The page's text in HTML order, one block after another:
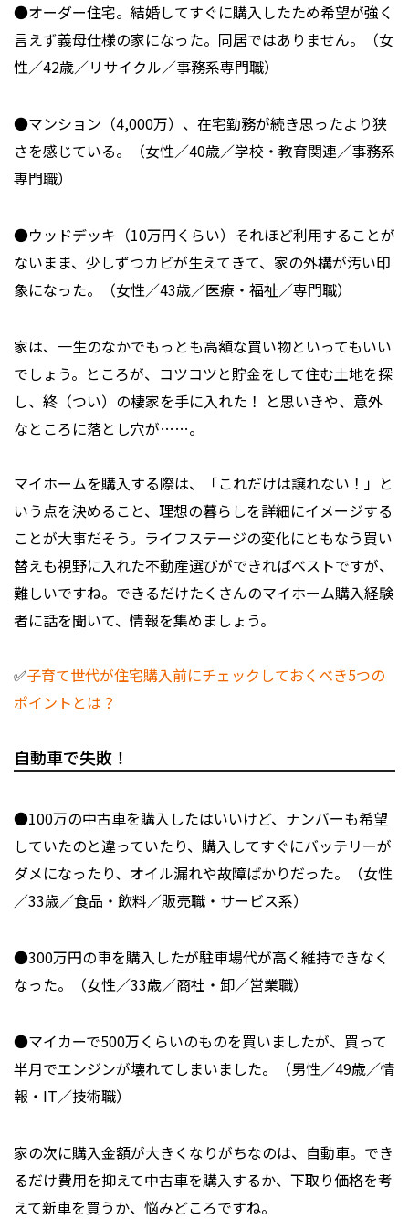
●オーダー住宅。結婚してすぐに購入したため希望が強く
言えず義母仕様の家になった。同居ではありません。（女
性／42歳／リサイクル／事務系専門職）
●マンション（4,000万）、在宅勤務が続き思ったより狭
さを感じている。（女性／40歳／学校・教育関連／事務系
専門職）
●ウッドデッキ（10万円くらい）それほど利用することが
ないまま、少しずつカビが生えてきて、家の外構が汚い印
象になった。（女性／43歳／医療・福祉／専門職）
家は、一生のなかでもっとも高額な買い物といってもいい
でしょう。ところが、コツコツと貯金をして住む土地を探
し、終（つい）の棲家を手に入れた！ と思いきや、意外
なところに落とし穴が……。
マイホームを購入する際は、「これだけは譲れない！」と
いう点を決めること、理想の暮らしを詳細にイメージする
ことが大事だそう。ライフステージの変化にともなう買い
替えも視野に入れた不動産選びができればベストですが、
難しいですね。できるだけたくさんのマイホーム購入経験
者に話を聞いて、情報を集めましょう。
✅子育て世代が住宅購入前にチェックしておくべき5つの
ポイントとは？
自動車で失敗！
●100万の中古車を購入したはいいけど、ナンバーも希望
していたのと違っていたり、購入してすぐにバッテリーが
ダメになったり、オイル漏れや故障ばかりだった。（女性
／33歳／食品・飲料／販売職・サービス系）
●300万円の車を購入したが駐車場代が高く維持できなく
なった。（女性／33歳／商社・卸／営業職）
●マイカーで500万くらいのものを買いましたが、買って
半月でエンジンが壊れてしまいました。（男性／49歳／情
報・IT／技術職）
家の次に購入金額が大きくなりがちなのは、自動車。でき
るだけ費用を抑えて中古車を購入するか、下取り価格を考
えて新車を買うか、悩みどころですね。